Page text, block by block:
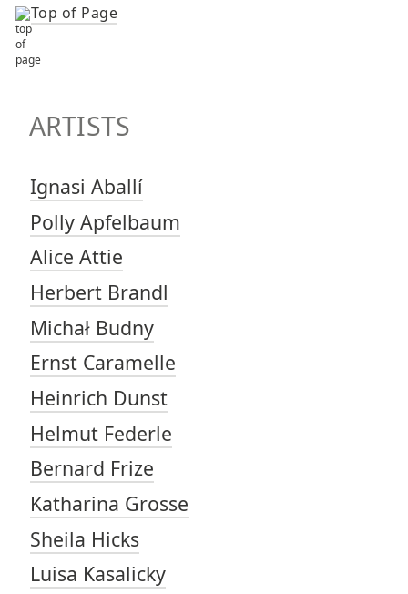
Top of Page
ARTISTS
Ignasi Aballí
Polly Apfelbaum
Alice Attie
Herbert Brandl
Michał Budny
Ernst Caramelle
Heinrich Dunst
Helmut Federle
Bernard Frize
Katharina Grosse
Sheila Hicks
Luisa Kasalicky